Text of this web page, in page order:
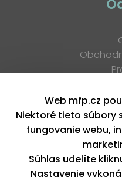
K
Web mfp.cz
Niektoré tieto súbory
fungovanie webu,
Súhlas udelíte
Nastavenie